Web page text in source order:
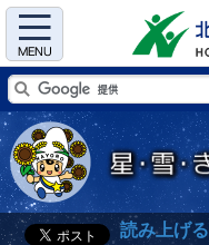
Menu
読み上げる